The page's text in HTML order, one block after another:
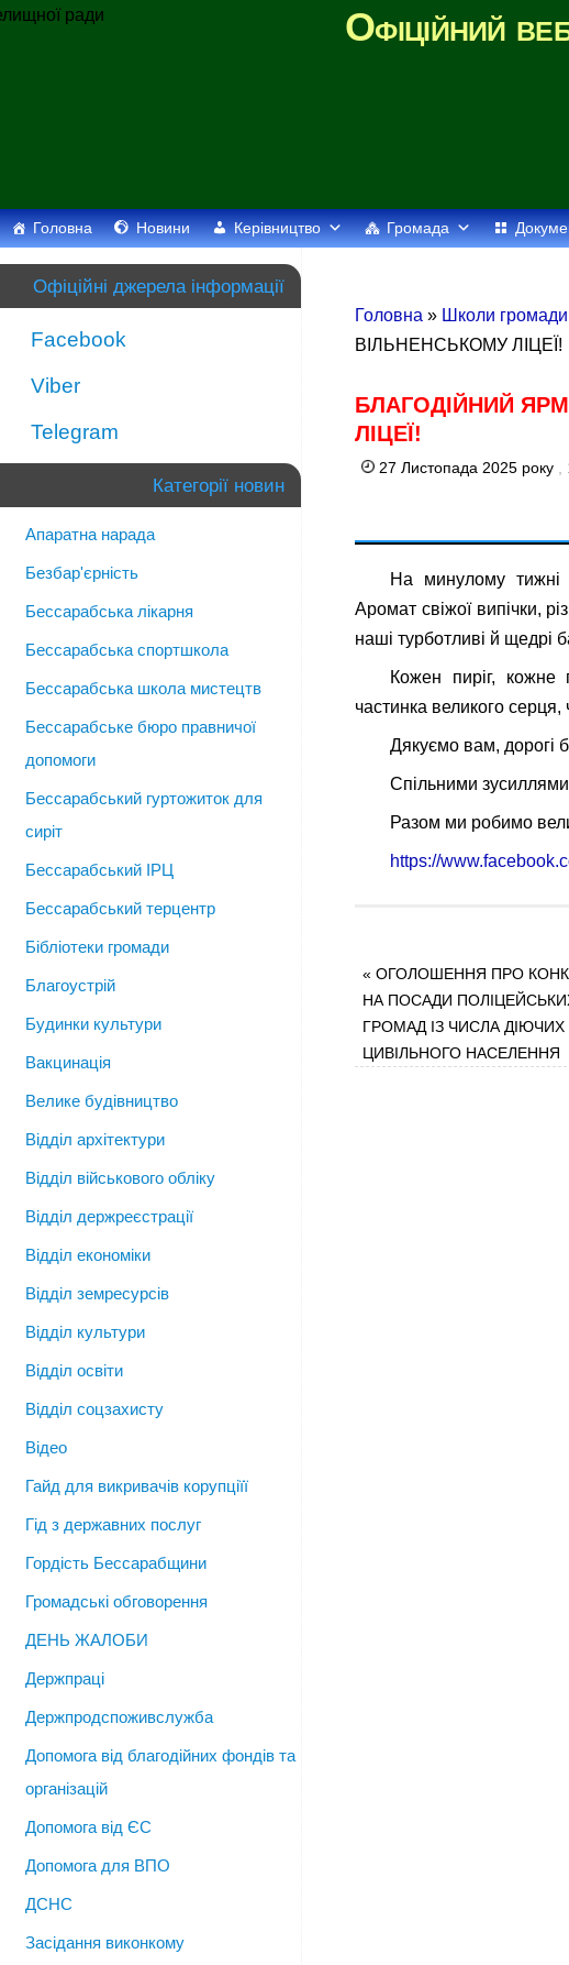
Офіційний
Головна Новини Керівництво Громада
Головна » Школи громади
ВІЛЬНЕНСЬКОМУ ЛІЦЕЇ!
БЛАГОДІЙНИЙ
ЛІЦЕЇ!
27 Листопада 2025 року
На минулому тижні
Аромат свіжої випічки,
наші турботливі й щедрі
Кожен пиріг,
частинка великого
Дякуємо вам, дорогі
Спільними
Разом ми робимо
https://
« ОГОЛОШЕННЯ ПРО
НА ПОСАДИ
ГРОМАД ІЗ ЧИСЛА ДІЮЧИХ
ЦИВІЛЬНОГО НАСЕЛЕННЯ
Офіційні джерела інформації
Facebook
Viber
Telegram
Категорії новин
Апаратна нарада
Безбар'єрність
Бессарабська лікарня
Бессарабська спортшкола
Бессарабська школа мистецтв
Бессарабське бюро правничої
допомоги
Бессарабський гуртожиток для
сиріт
Бессарабський ІРЦ
Бессарабський терцентр
Бібліотеки громади
Благоустрій
Будинки культури
Вакцинація
Велике будівництво
Відділ архітектури
Відділ військового обліку
Відділ держреєстрації
Відділ економіки
Відділ земресурсів
Відділ культури
Відділ освіти
Відділ соцзахисту
Відео
Гайд для викривачів корупціїї
Гід з державних послуг
Гордість Бессарабщини
Громадські обговорення
ДЕНЬ ЖАЛОБИ
Держпраці
Держпродспоживслужба
Допомога від благодійних фондів та
організацій
Допомога від ЄС
Допомога для ВПО
ДСНС
Засідання виконкому